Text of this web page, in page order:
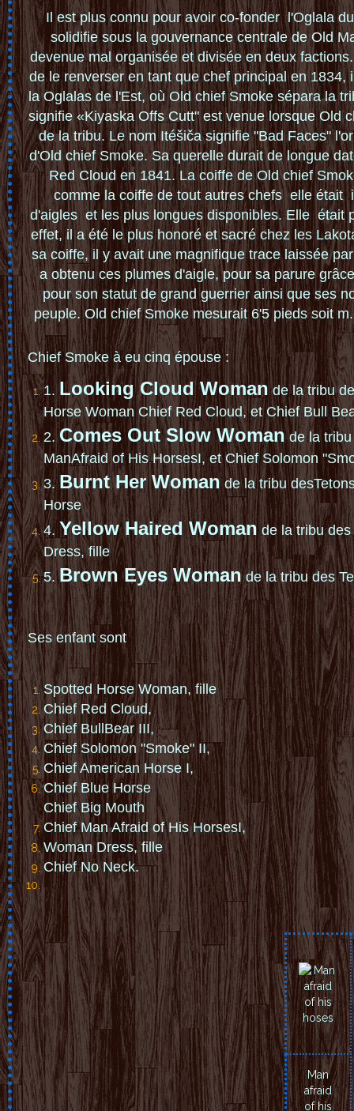
Il est plus connu pour avoir co-fonder l'Oglala
solidifie sous la gouvernance centrale de Old
devenue mal organisée et divisée en deux
de le renverser en tant que chef principal en 1834,
laOglalas del'Est, où Old chief Smokesépara la tr
signifie «Kiyaska Offs Cutt" est venuelorsque Old
dela tribu. Lenom Itéšiča signifie "BadFaces" l'or
d'Old chief Smoke. Sa querelle duraitdelongueda
Red Cloud en 1841. La coiffe de OldchiefSmok
comme la coiffe de tout autres chefs elle était
d'aigles et les plus longues disponibles. Elle était
effet, ilaété leplushonoré etsacré chez les Lak
sacoiffe, il y avait une magnifique trace laissée
aobtenu ces plumesd'aigle, pour sa parure
pour son statut degrand guerrier ainsi que ses
peuple. Old chiefSmoke mesurait 6'5 piedssoit
Chief Smoke à eu cinqépouse :
1. LookingCloudWoman de la tribud
Horse Woman Chief Red Cloud, et Chief Bull Be
2. Comes Out Slow Womande la tri
ManAfraid of HisHorsesI, et Chief Solomon "Sm
3.BurntHer Woman de latribudesTeton
Horse
4. YellowHaired Woman de latribudes
Dress, fille
5.Brown Eyes Woman delatribu des
Ses enfant sont
SpottedHorseWoman, fille
Chief Red Cloud,
Chief BullBear III,
Chief Solomon"Smoke" II,
Chief American Horse I,
ChiefBlue Horse
ChiefBigMouth
ChiefManAfraid ofHisHorsesI,
WomanDress, fille
ChiefNo Neck.
Man
afraid
of his